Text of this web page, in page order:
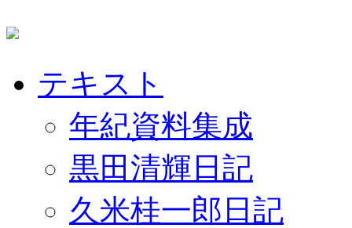
テキスト
年紀資料集成
黒田清輝日記
久米桂一郎日記